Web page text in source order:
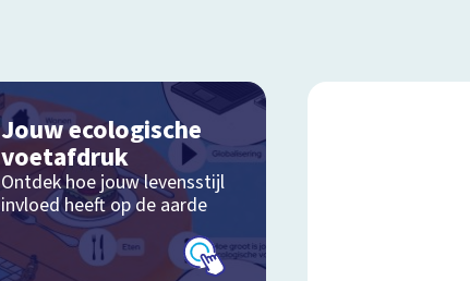
Jouw ecologische
voetafdruk
Ontdek hoe jouw levensstijl
invloed heeft op de aarde